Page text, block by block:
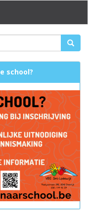
school?